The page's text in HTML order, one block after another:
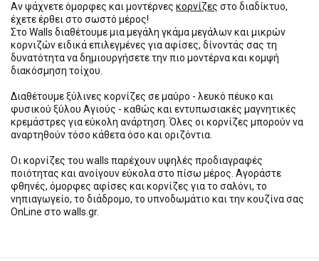
Αν ψάχνετε όμορφες και μοντέρνες κορνίζες στο διαδίκτυο,
έχετε έρθει στο σωστό μέρος!
Στο Walls διαθέτουμε μια μεγάλη γκάμα μεγάλων και μικρών
κορνιζών ειδικά επιλεγμένες για αφίσες, δίνοντάς σας τη
δυνατότητα να δημιουργήσετε την πιο μοντέρνα και κομψή
διακόσμηση τοίχου.
Διαθέτουμε ξύλινες κορνίζες σε μαύρο - λευκό πέυκο και
φυσικού ξύλου Αγιούς - καθώς και εντυπωσιακές μαγνητικές
κρεμάστρες για εύκολη ανάρτηση. Όλες οι κορνίζες μπορούν να
αναρτηθούν τόσο κάθετα όσο και οριζόντια.
Οι κορνίζες του walls παρέχουν υψηλές προδιαγραφές
ποιότητας και ανοίγουν εύκολα στο πίσω μέρος. Αγοράστε
φθηνές, όμορφες αφίσες και κορνίζες για το σαλόνι, το
νηπιαγωγείο, το διάδρομο, το υπνοδωμάτιο και την κουζίνα σας
OnLine στο walls.gr.